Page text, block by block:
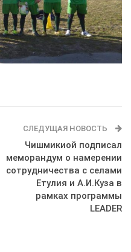
СЛЕДУЩАЯ НОВОСТЬ
Чишмикиой подписал
меморандум о намерении
сотрудничества с селами
Етулия и А.И.Куза в
рамках программы
LEADER